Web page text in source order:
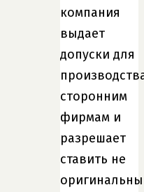
компания
выдает
допуски для
сторонним
фирмам и
разрешает
ставить не